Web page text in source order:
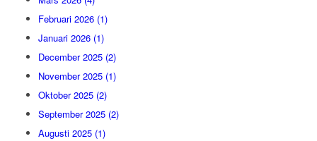
Februari 2026 (1)
Januari 2026 (1)
December 2025 (2)
November 2025 (1)
Oktober 2025 (2)
September 2025 (2)
Augusti 2025 (1)